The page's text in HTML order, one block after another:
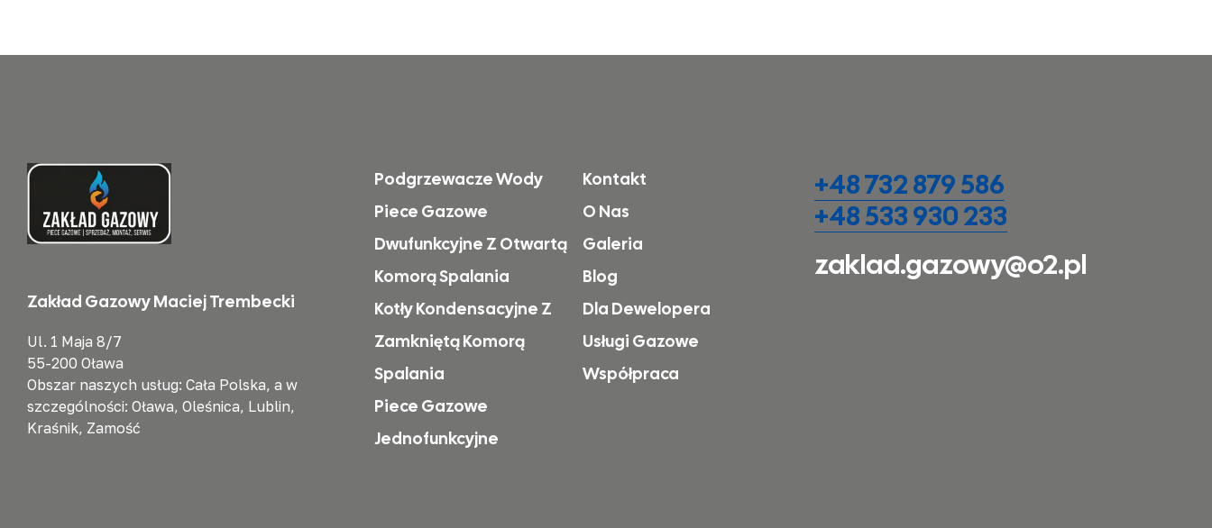
Zakład Gazowy Maciej Trembecki
Ul. 1 Maja 8/7
55-200 Oława
Obszar naszych usług: Cała Polska, a w
szczególności: Oława, Oleśnica, Lublin,
Kraśnik, Zamość
Podgrzewacze Wody
Piece Gazowe
Dwufunkcyjne Z Otwartą
Komorą Spalania
Kotły Kondensacyjne Z
Zamkniętą Komorą
Spalania
Piece Gazowe
Jednofunkcyjne
Kontakt
O Nas
Galeria
Blog
Dla Dewelopera
Usługi Gazowe
Współpraca
+48 732 879 586
+48 533 930 233
zaklad.gazowy@o2.pl